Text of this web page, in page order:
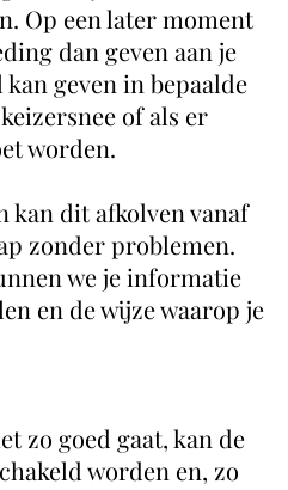
Op een later moment
dan geven aan je
kan geven in bepaalde
of als er
worden.
kan dit afkolven vanaf
zonder problemen.
we je informatie
en de wijze waarop je
zo goed gaat, kan de
worden en, zo